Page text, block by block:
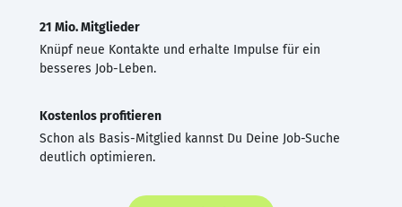
21 Mio. Mitglieder
Knüpf neue Kontakte und erhalte Impulse für ein
besseres Job-Leben.
Kostenlos profitieren
Schon als Basis-Mitglied kannst Du Deine Job-Suche
deutlich optimieren.